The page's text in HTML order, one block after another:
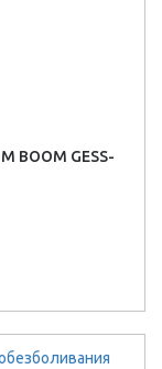
BOOM GESS-